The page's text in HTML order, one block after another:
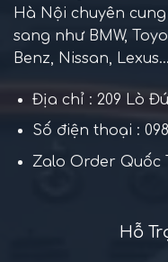
Hà Nội chuyên
sang như BMW,
Benz, Nissan, Lexus...
Địa chỉ : 209 Lò
Số điện thoại :
Zalo Order Quốc
Hỗ